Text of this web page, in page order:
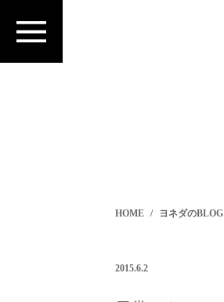
HOME ヨネダのBLOG
2015.6.2